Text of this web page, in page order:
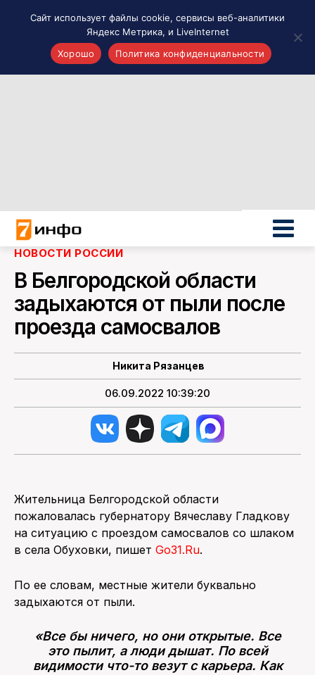
Новости России
Политика
Новости мира
Все материалы 7инфо
О НАС
НОВОСТИ РОССИИ
В Белгородской области
задыхаются от пыли после
проезда самосвалов
Никита Рязанцев
06.09.2022 10:39:20
Жительница Белгородской области
пожаловалась губернатору Вячеславу Гладкову
на ситуацию с проездом самосвалов со шлаком
в села Обуховки, пишет Go31.Ru.
По ее словам, местные жители буквально
задыхаются от пыли.
«Все бы ничего, но они открытые. Все
это пылит, а люди дышат. По всей
видимости что-то везут с карьера. Как
Сайт использует файлы cookie, сервисы веб-аналитики
Яндекс Метрика, и LiveInternet
Хорошо
Политика конфиденциальности